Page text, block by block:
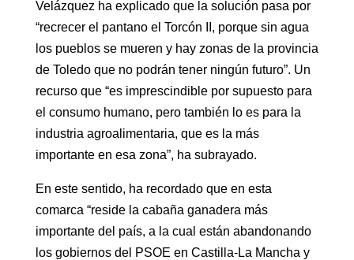
Velázquez ha explicado que la solución pasa por
“recrecer el pantano el Torcón II, porque sin agua
los pueblos se mueren y hay zonas de la provincia
de Toledo que no podrán tener ningún futuro”. Un
recurso que “es imprescindible por supuesto para
el consumo humano, pero también lo es para la
industria agroalimentaria, que es la más
importante en esa zona”, ha subrayado.
En este sentido, ha recordado que en esta
comarca “reside la cabaña ganadera más
importante del país, a la cual están abandonando
los gobiernos del PSOE en Castilla-La Mancha y